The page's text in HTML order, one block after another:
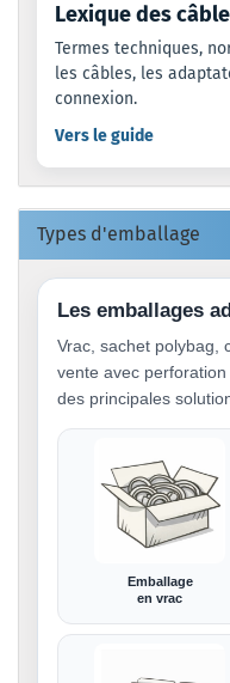
Lexique des
Termes techniques,
les câbles, les
connexion.
Vers le guide
Types d'emballage
Les emballages
Vrac, sachet polybag,
vente avec
des principales
Emballage
en vrac